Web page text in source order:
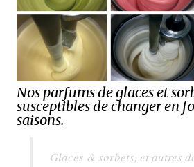
Nos parfums de glaces et
susceptibles de changer en
saisons.
Glaces & sorbets, et autres